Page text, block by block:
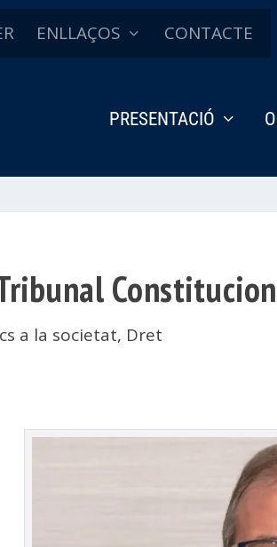
ENLLAÇOS CONTACTE
PRESENTACIÓ
a la societat, Dret